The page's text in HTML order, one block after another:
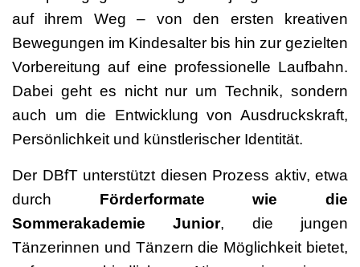
auf ihrem Weg – von den ersten kreativen
Bewegungen im Kindesalter bis hin zur gezielten
Vorbereitung auf eine professionelle Laufbahn.
Dabei geht es nicht nur um Technik, sondern
auch um die Entwicklung von Ausdruckskraft,
Persönlichkeit und künstlerischer Identität.
Der DBfT unterstützt diesen Prozess aktiv, etwa
durch Förderformate wie die
Sommerakademie Junior, die jungen
Tänzerinnen und Tänzern die Möglichkeit bietet,